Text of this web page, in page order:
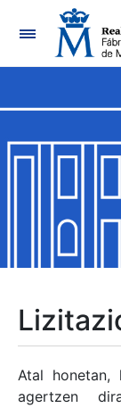
Erakutsi/
Erakutsi/
Erakutsi/
Erakutsi/
Atal honetan,
agertzen